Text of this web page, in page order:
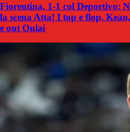
Fiorentina, 1-1 col Deportivo:
la scena Atta! I top e flop,
e out Oulai